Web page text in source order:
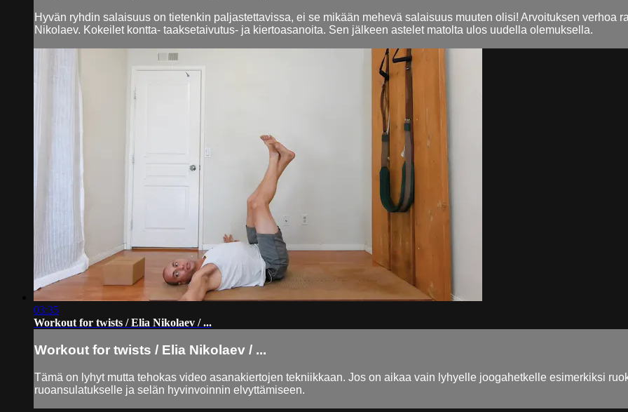
Hyvän ryhdin salaisuus on tietenkin paljastettavissa, ei se mikään mehevä salaisuus muuten olisi! Arvoituksen verhoa
Nikolaev. Kokeilet kontta- taaksetaivutus- ja kiertoasanoita. Sen jälkeen astelet matolta ulos uudella olemuksella.
03:35
Workout for twists / Elia Nikolaev / ...
Workout for twists / Elia Nikolaev / ...
Tämä on lyhyt mutta tehokas video asanakiertojen tekniikkaan. Jos on aikaa vain lyhyelle joogahetkelle esimerkiksi
ruoansulatukselle ja selän hyvinvoinnin elvyttämiseen.